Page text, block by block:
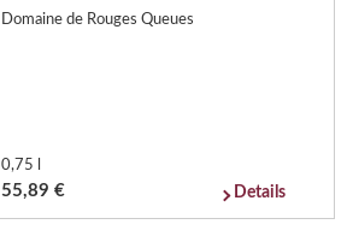
Domaine de Rouges Queues
0,75 l
55,89 € Details